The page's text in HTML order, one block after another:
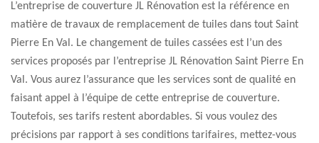
L’entreprise de couverture JL Rénovation est la référence en
matière de travaux de remplacement de tuiles dans tout Saint
Pierre En Val. Le changement de tuiles cassées est l’un des
services proposés par l’entreprise JL Rénovation Saint Pierre En
Val. Vous aurez l’assurance que les services sont de qualité en
faisant appel à l’équipe de cette entreprise de couverture.
Toutefois, ses tarifs restent abordables. Si vous voulez des
précisions par rapport à ses conditions tarifaires, mettez-vous